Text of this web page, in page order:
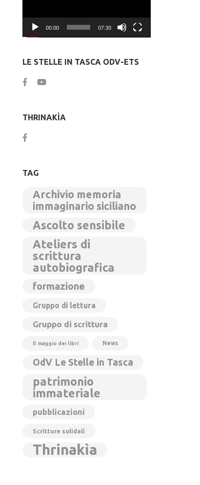
00:00 07:30
LE STELLE IN TASCA ODV-ETS
THRINAKÌA
TAG
Archivio memoria
immaginario siciliano
Ascolto sensibile
Ateliers di
scrittura
autobiografica
formazione
Gruppo di lettura
Gruppo di scrittura
Il maggio dei libri News
OdV Le Stelle in Tasca
patrimonio
immateriale
pubblicazioni
Scritture solidali
Thrinakìa